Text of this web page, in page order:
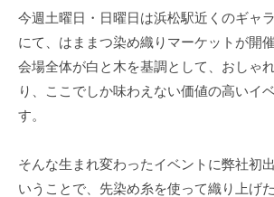
今週土曜日・日曜日は浜松駅近くのギャ
にて、はままつ染め織りマーケットが開
会場全体が白と木を基調として、おしゃ
り、ここでしか味わえない価値の高いイ
す。
そんな生まれ変わったイベントに弊社初
いうことで、先染め糸を使って織り上げ